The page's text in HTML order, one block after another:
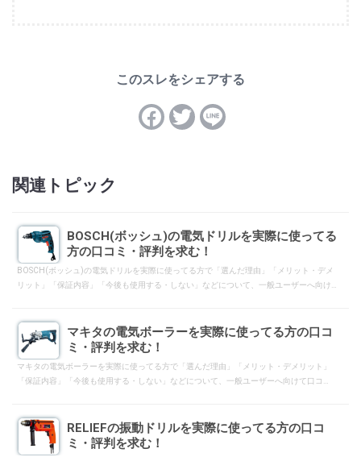
関連トピック
BOSCH(ボッシュ)の電気ドリルを実際に使ってる
方の口コミ・評判を求む！
BOSCH(ボッシュ)の電気ドリルを実際に使ってる方で「選んだ理由」「メリット・デメ
リット」「保証内容」「今後も使用する・しない」などについて、一般ユーザーへ向け
マキタの電気ボーラーを実際に使ってる方の口コ
ミ・評判を求む！
マキタの電気ボーラーを実際に使ってる方で「選んだ理由」「メリット・デメリット」
「保証内容」「今後も使用する・しない」などについて、一般ユーザーへ向けて口コ
RELIEFの振動ドリルを実際に使ってる方の口コ
ミ・評判を求む！